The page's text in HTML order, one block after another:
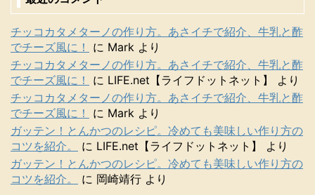
チッコカタメターノの作り方。あさイチで紹介、牛乳と酢
でチーズ風に！
に Mark より
チッコカタメターノの作り方。あさイチで紹介、牛乳と酢
でチーズ風に！
に LIFE.net【ライフドットネット】
より
チッコカタメターノの作り方。あさイチで紹介、牛乳と酢
でチーズ風に！
に Mark より
ガッテン！とんかつのレシピ。冷めても美味しい作り方の
コツを紹介。
に LIFE.net【ライフドットネット】
より
ガッテン！とんかつのレシピ。冷めても美味しい作り方の
コツを紹介。
に 岡崎靖行 より